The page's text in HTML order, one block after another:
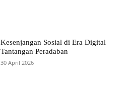
Kesenjangan Sosial di Era Digital
Tantangan Peradaban
30 April 2026